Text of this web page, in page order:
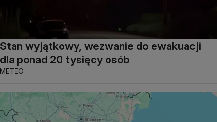
Stan wyjątkowy, wezwanie do ewakuacji
dla ponad 20 tysięcy osób
METEO